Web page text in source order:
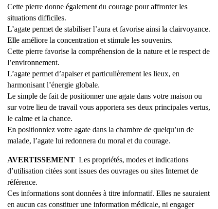
Cette pierre donne également du courage pour affronter les
situations difficiles.
L’agate permet de stabiliser l’aura et favorise ainsi la clairvoyance.
Elle améliore la concentration et stimule les souvenirs.
Cette pierre favorise la compréhension de la nature et le respect de
l’environnement.
L’agate permet d’apaiser et particulièrement les lieux, en
harmonisant l’énergie globale.
Le simple de fait de positionner une agate dans votre maison ou
sur votre lieu de travail vous apportera ses deux principales vertus,
le calme et la chance.
En positionniez votre agate dans la chambre de quelqu’un de
malade, l’agate lui redonnera du moral et du courage.
AVERTISSEMENT Les propriétés, modes et indications
d’utilisation citées sont issues des ouvrages ou sites Internet de
référence.
Ces informations sont données à titre informatif. Elles ne sauraient
en aucun cas constituer une information médicale, ni engager